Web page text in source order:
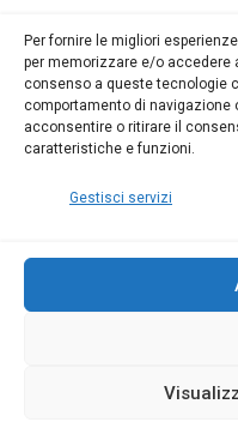
Per fornire le migliori
per memorizzare e/o accedere
consenso a queste tecnologie
comportamento di navigazione
acconsentire o ritirare il
caratteristiche e funzioni.
Gestisci servizi
Blumaticasu
Coordinatore della
Sicurezza: cosa è
richiesto per
e aggiornamento
Copyright Blumatica